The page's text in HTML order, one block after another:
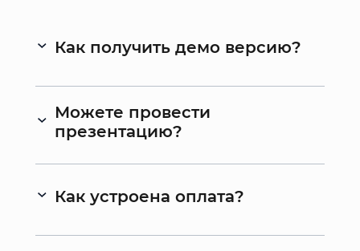
Как получить демо версию?
Можете провести
презентацию?
Как устроена оплата?